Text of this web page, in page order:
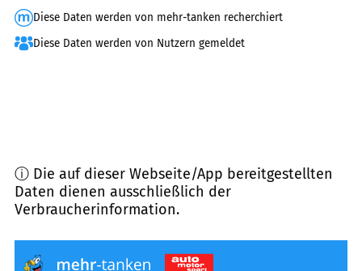
Diese Daten werden von mehr-tanken recherchiert
Diese Daten werden von Nutzern gemeldet
ⓘ Die auf dieser Webseite/App bereitgestellten
Daten dienen ausschließlich der
Verbraucherinformation.